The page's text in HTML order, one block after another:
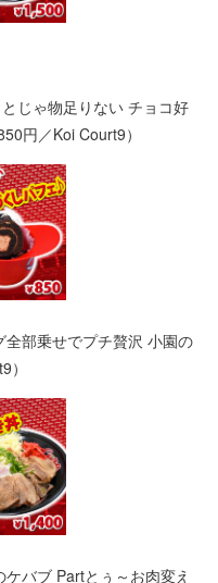
じゃ物足りない チョコ好
円／Koi Court9）
全部乗せでプチ贅沢 小園の
バブ Partとぅ～お肉変え